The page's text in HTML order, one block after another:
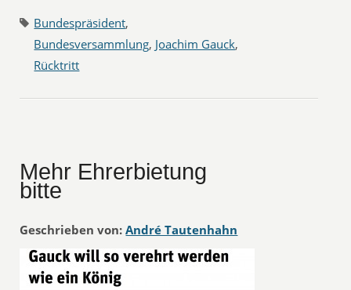
Bundespräsident,
Bundesversammlung, Joachim Gauck,
Rücktritt
Mehr Ehrerbietung
bitte
Geschrieben von: André Tautenhahn